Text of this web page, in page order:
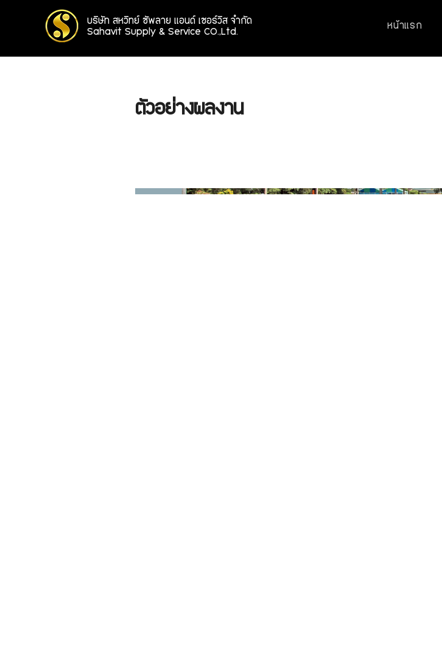
บริษัท สหวิทย์ ซัพลาย แอนด์ เซอร์วิส จำกัด
Sahavit Supply & Service CO.,Ltd.
หน้าแรก
ตัวอย่างผลงาน